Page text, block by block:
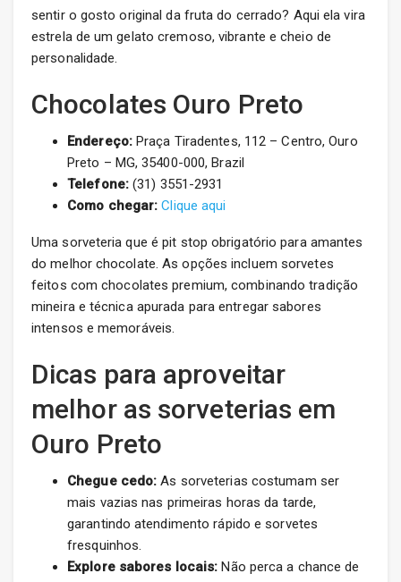
sentir o gosto original da fruta do cerrado? Aqui ela vira
estrela de um gelato cremoso, vibrante e cheio de
personalidade.
Chocolates Ouro Preto
Endereço:Praça Tiradentes, 112 – Centro, Ouro
Preto – MG, 35400-000, Brazil
Telefone:(31) 3551-2931
Como chegar: Clique aqui
Uma sorveteria que é pit stop obrigatório para amantes
do melhor chocolate. As opções incluem sorvetes
feitos com chocolates premium, combinando tradição
mineira e técnica apurada para entregar sabores
intensos e memoráveis.
Dicas para aproveitar
melhor as sorveterias em
Ouro Preto
Chegue cedo: As sorveterias costumam ser
mais vazias nas primeiras horas da tarde,
garantindo atendimento rápido e sorvetes
fresquinhos.
Explore sabores locais: Não perca a chance de